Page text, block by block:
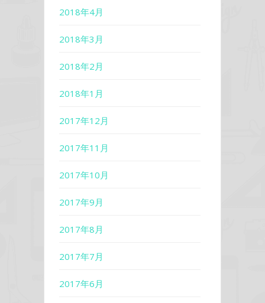
2018年4月
2018年3月
2018年2月
2018年1月
2017年12月
2017年11月
2017年10月
2017年9月
2017年8月
2017年7月
2017年6月